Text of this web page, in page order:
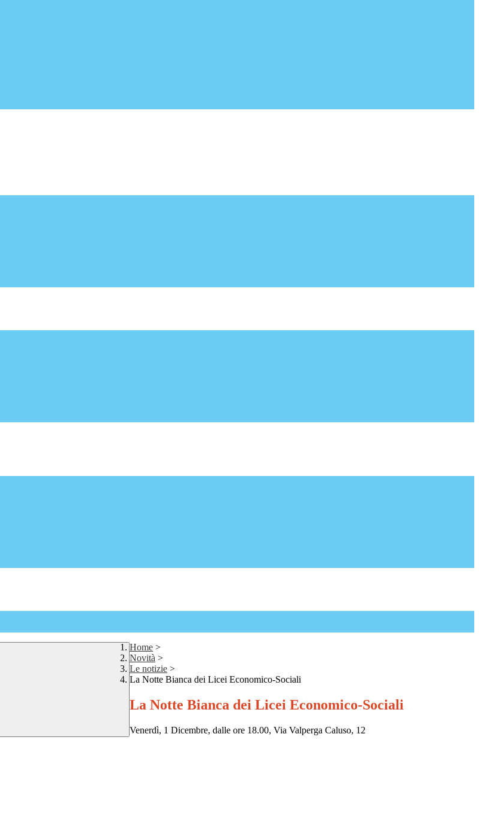
Home >
Novità >
Le notizie >
La Notte Bianca dei Licei Economico-Sociali
La Notte Bianca dei Licei Economico-Sociali
Venerdì, 1 Dicembre, dalle ore 18.00, Via Valperga Caluso, 12